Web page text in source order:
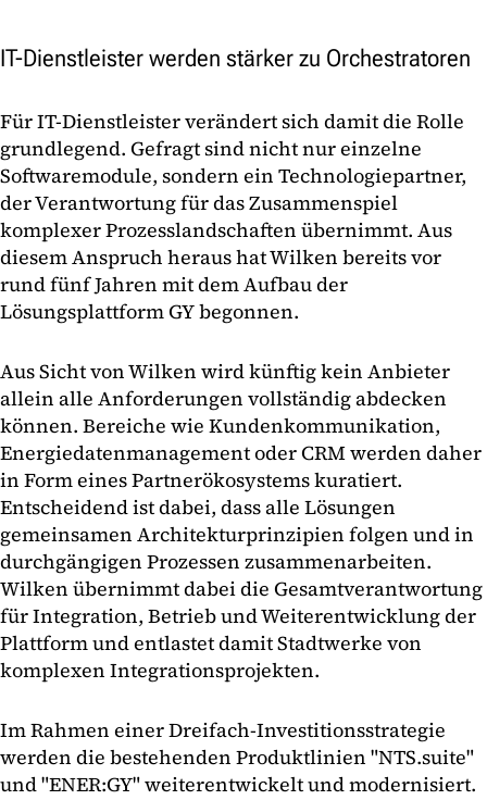
IT-Dienstleister werden stärker zu Orchestratoren
Für IT-Dienstleister verändert sich damit die Rolle
grundlegend. Gefragt sind nicht nur einzelne
Softwaremodule, sondern ein Technologiepartner,
der Verantwortung für das Zusammenspiel
komplexer Prozesslandschaften übernimmt. Aus
diesem Anspruch heraus hat Wilken bereits vor
rund fünf Jahren mit dem Aufbau der
Lösungsplattform GY begonnen.
Aus Sicht von Wilken wird künftig kein Anbieter
allein alle Anforderungen vollständig abdecken
können. Bereiche wie Kundenkommunikation,
Energiedatenmanagement oder CRM werden daher
in Form eines Partnerökosystems kuratiert.
Entscheidend ist dabei, dass alle Lösungen
gemeinsamen Architekturprinzipien folgen und in
durchgängigen Prozessen zusammenarbeiten.
Wilken übernimmt dabei die Gesamtverantwortung
für Integration, Betrieb und Weiterentwicklung der
Plattform und entlastet damit Stadtwerke von
komplexen Integrationsprojekten.
Im Rahmen einer Dreifach-Investitionsstrategie
werden die bestehenden Produktlinien "NTS.suite"
und "ENER:GY" weiterentwickelt und modernisiert.